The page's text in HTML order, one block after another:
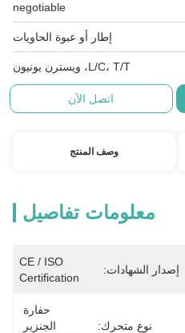
negotiable
إطار أو عبوة الحاويات
L/C، T/T، ويسترن يونيون
اتصل الآن
وصف المنتج
معلومات تفاصيل
إصدار الشهادات:
CE / ISO
Certification
نوع متحرك: